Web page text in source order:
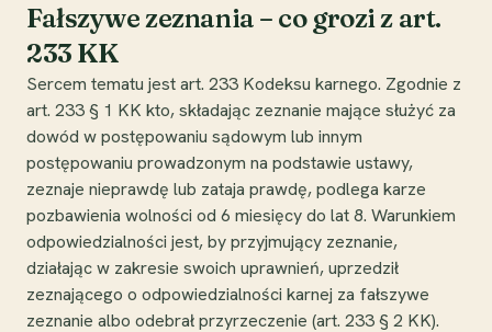
Fałszywe zeznania – co grozi z art.
233 KK
Sercem tematu jest art. 233 Kodeksu karnego. Zgodnie z
art. 233 § 1 KK kto, składając zeznanie mające służyć za
dowód w postępowaniu sądowym lub innym
postępowaniu prowadzonym na podstawie ustawy,
zeznaje nieprawdę lub zataja prawdę, podlega karze
pozbawienia wolności od 6 miesięcy do lat 8. Warunkiem
odpowiedzialności jest, by przyjmujący zeznanie,
działając w zakresie swoich uprawnień, uprzedził
zeznającego o odpowiedzialności karnej za fałszywe
zeznanie albo odebrał przyrzeczenie (art. 233 § 2 KK).